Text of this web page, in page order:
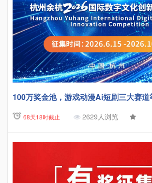
100万奖金池，游戏动漫Ai短剧三大赛道
68天18时截止 2629人浏览